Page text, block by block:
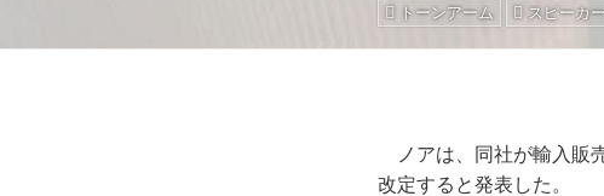
トーンアーム
スピーカ
ノアは、同社が輸入販
改定すると発表した。